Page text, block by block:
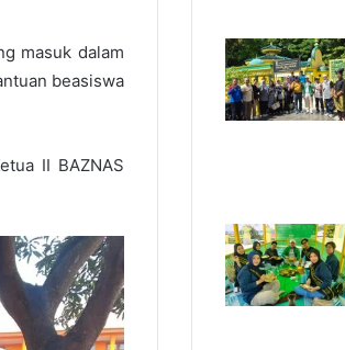
masuk dalam
beasiswa
II BAZNAS